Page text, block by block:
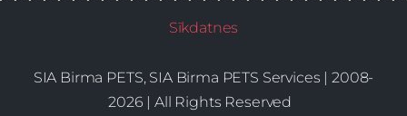
Sīkdatnes
SIA Birma PETS, SIA Birma PETS Services | 2008-
2026 | All Rights Reserved